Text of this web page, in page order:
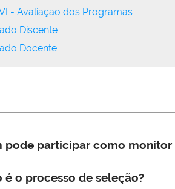
- Avaliação dos Programas
Discente
Docente
pode participar como
é o processo de seleção?